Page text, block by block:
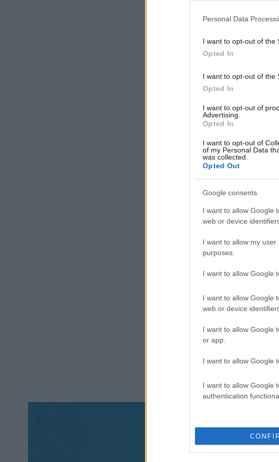
Personal Data
I want to opt-out of the
Opted In
I want to opt-out of the
Opted In
I want to opt-out of
Advertising.
Opted In
I want to opt-out of
of my Personal Data
was collected.
Opted Out
Google consents
I want to allow Google
web or device
I want to allow my
purposes.
I want to allow Google
I want to allow Google
web or device
I want to allow Google
or app.
I want to allow Google
I want to allow Google
authentication
Aκολουθήστε